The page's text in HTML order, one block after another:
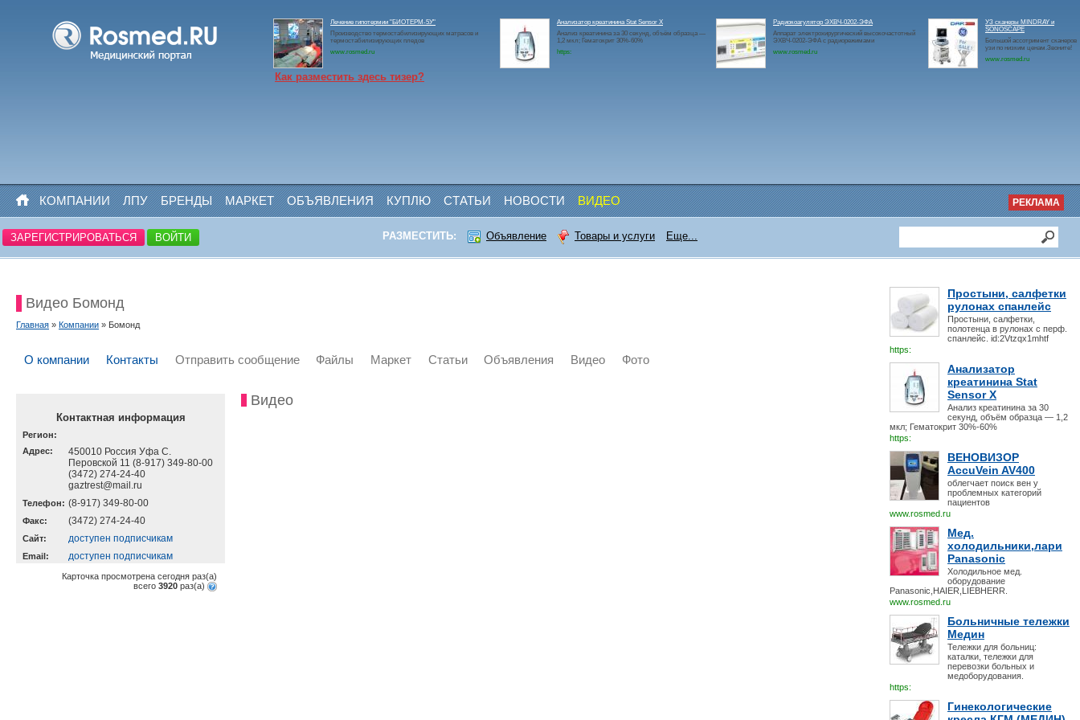
Лечение гипотермии "БИОТЕРМ-5У"
Производство термостабилизирующих матрасов и
термостабилизирующих пледов
www.rosmed.ru
Анализатор креатинина Stat Sensor X
Анализ креатинина за 30 секунд, объём образца —
1,2 мкл; Гематокрит 30%-60%
https:
Радиокоагулятор ЭХВЧ-0202-ЭФА
Аппарат электрохирургический высокочастотный
ЭХВЧ-0202-ЭФА с радиорежимами
www.rosmed.ru
УЗ сканеры MINDRAY и
SONOSCAPE
Большой ассотримент сканеров
узи по низким ценам.Звоните!
www.rosmed.ru
Как разместить здесь тизер?
КОМПАНИИ ЛПУ БРЕНДЫ МАРКЕТ ОБЪЯВЛЕНИЯ КУПЛЮ СТАТЬИ НОВОСТИ ВИДЕО РЕКЛАМА
ЗАРЕГИСТРИРОВАТЬСЯ ВОЙТИ РАЗМЕСТИТЬ: Объявление Товары и услуги Еще...
Простыни, салфетки
рулонах спанлейс
Простыни, салфетки,
полотенца в рулонах с перф.
спанлейс. id:2Vtzqx1mhtf
https:
Анализатор
креатинина Stat
Sensor X
Анализ креатинина за 30
секунд, объём образца — 1,2
мкл; Гематокрит 30%-60%
https:
ВЕНОВИЗОР
AccuVein AV400
облегчает поиск вен у
проблемных категорий
пациентов
www.rosmed.ru
Мед.
холодильники,лари
Panasonic
Холодильное мед.
оборудование
Panasonic,HAIER,LIEBHERR.
www.rosmed.ru
Больничные тележки
Медин
Тележки для больниц:
каталки, тележки для
перевозки больных и
медоборудования.
https:
Гинекологические
Видео Бомонд
Главная » Компании » Бомонд
О компании Контакты Отправить сообщение Файлы Маркет Статьи Объявления Видео Фото
Контактная информация
Регион:
Адрес:
450010 Россия Уфа С.
Перовской 11 (8-917) 349-80-00
(3472) 274-24-40
gaztrest@mail.ru
Телефон: (8-917) 349-80-00
Факс: (3472) 274-24-40
Cайт: доступен подписчикам
Email: доступен подписчикам
Карточка просмотрена сегодня раз(a)
всего 3920 раз(a)
Видео